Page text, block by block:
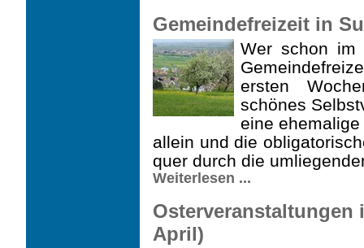
Gemeindefreizeit in
Wer schon im
ersten
schönes
eine
allein und die
quer durch die
Weiterlesen ...
Osterveranstaltungen
April)